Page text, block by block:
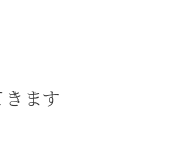
ます